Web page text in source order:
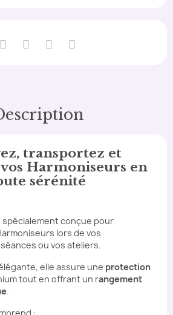
transportez et
Harmoniseurs en
sérénité
conçue pour
lors de vos
ou vos ateliers.
elle assure une protection
tout en offrant un rangement
.